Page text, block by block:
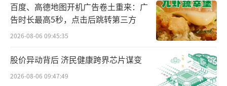
“一瓶水卖1300多元，而且保质期长达10
年，这到底是怎样的‘神水’？”前不久，重
他母亲网购保健品的一段经历。
百度、高德地图开机广告卷土重来：广
告时长最高5秒，点击后跳转第三方
2026-08-06 09:45:35
股价异动背后 济民健康跨界芯片谋变
2026-08-06 09:47:49